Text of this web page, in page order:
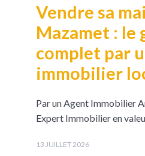
Vendre sa
Mazamet : le
complet par
immobilier
Par un Agent Immobilier
Expert Immobilier en
13 JUILLET 2026